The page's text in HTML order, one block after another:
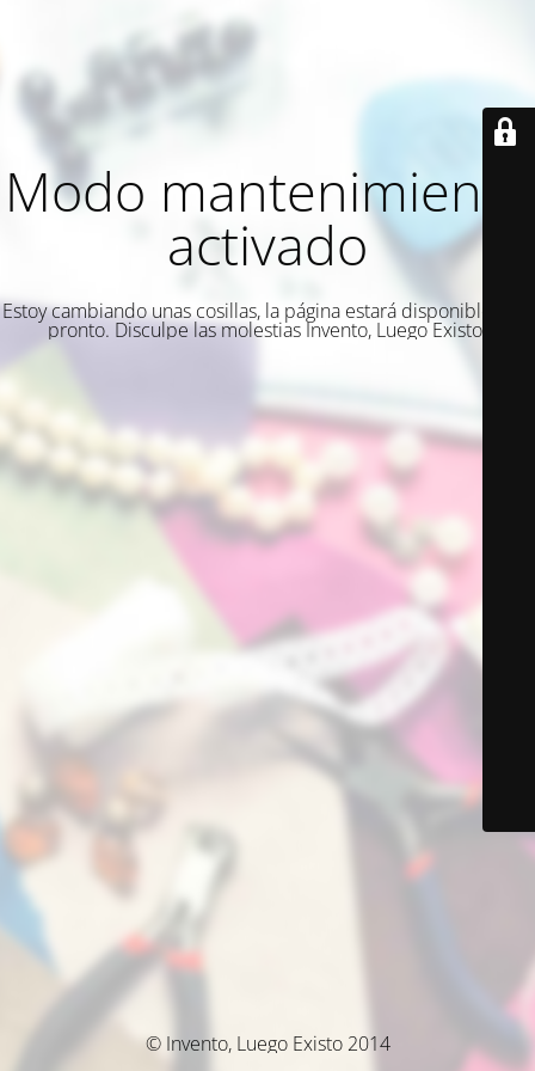
Modo mantenimiento
activado
Estoy cambiando unas cosillas, la página estará disponible muy
pronto. Disculpe las molestias Invento, Luego Existo.
© Invento, Luego Existo 2014